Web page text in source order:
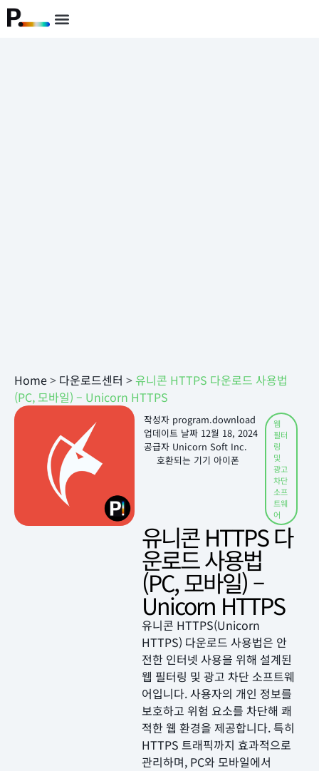
Home> 다운로드센터 >유니콘 HTTPS 다운로드 사용법
(PC, 모바일) – Unicorn HTTPS
작성자 program.download
업데이트 날짜 12월 18, 2024
공급자 Unicorn Soft Inc.
호환되는 기기 아이폰
웹
필터
링
및
광고
차단
소프
트웨
어
유니콘 HTTPS 다
운로드 사용법
(PC, 모바일) –
Unicorn HTTPS
유니콘 HTTPS(Unicorn
HTTPS) 다운로드 사용법은 안
전한 인터넷 사용을 위해 설계된
웹 필터링 및 광고 차단 소프트웨
어입니다. 사용자의 개인 정보를
보호하고 위험 요소를 차단해 쾌
적한 웹 환경을 제공합니다. 특히
HTTPS 트래픽까지 효과적으로
관리하며, PC와 모바일에서